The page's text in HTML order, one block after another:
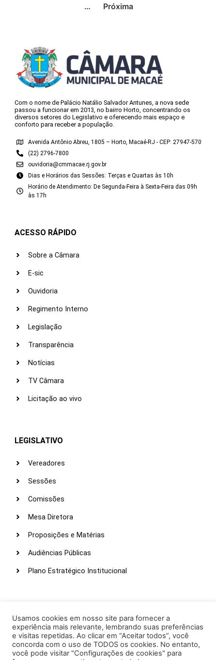
… Próxima
Com o nome de Palácio Natálio Salvador Antunes, a nova sede
passou a funcionar em 2013, no bairro Horto, concentrando os
diversos setores do Legislativo e oferecendo mais espaço e
conforto para receber a população.
Avenida Antônio Abreu, 1805 – Horto, Macaé-RJ - CEP: 27947-570
(22) 2796-7800
ouvidoria@cmmacae.rj.gov.br
Dias e Horários das Sessões: Terças e Quartas às 10h
Horário de Atendimento: De Segunda-Feira à Sexta-Feira das 09h
às 17h
ACESSO RÁPIDO
Sobre a Câmara
E-sic
Ouvidoria
Regimento Interno
Legislação
Transparência
Notícias
TV Câmara
Licitação ao vivo
LEGISLATIVO
Vereadores
Sessões
Comissões
Mesa Diretora
Proposições e Matérias
Audiências Públicas
Plano Estratégico Institucional
Webmail
Intranet
Administração
Usamos cookies em nosso site para fornecer a
experiência mais relevante, lembrando suas preferências
e visitas repetidas. Ao clicar em “Aceitar todos”, você
concorda com o uso de TODOS os cookies. No entanto,
você pode visitar "Configurações de cookies" para